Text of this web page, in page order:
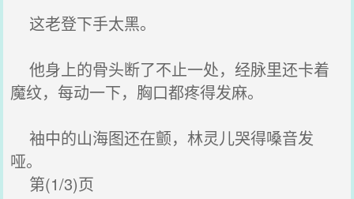
这老登下手太黑。
他身上的骨头断了不止一处，经脉里还卡着
魔纹，每动一下，胸口都疼得发麻。
袖中的山海图还在颤，林灵儿哭得嗓音发
哑。
第(1/3)页